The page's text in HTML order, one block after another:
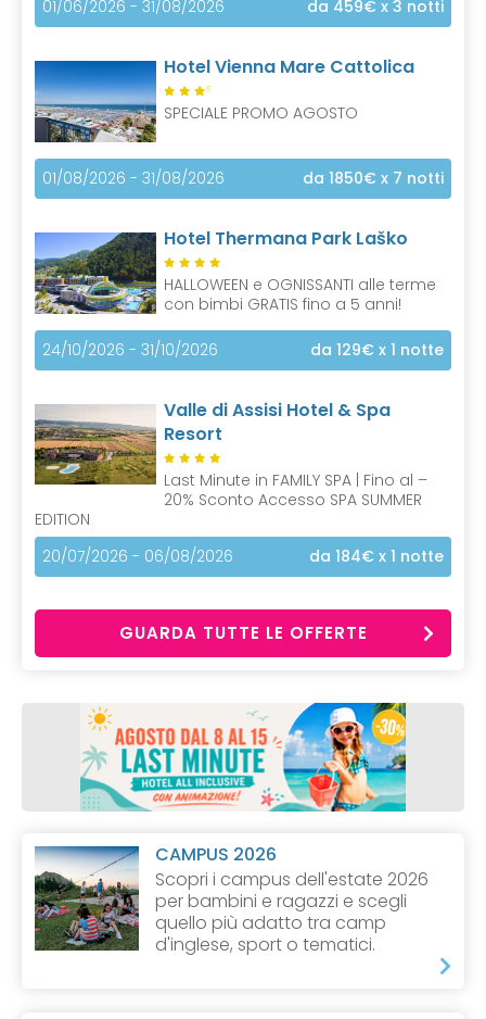
01/06/2026 - 31/08/2026 da 459€ x 3 notti
Hotel Vienna Mare Cattolica
S
SPECIALE PROMO AGOSTO
01/08/2026 - 31/08/2026 da 1850€ x 7 notti
Hotel Thermana Park Laško
HALLOWEEN e OGNISSANTI alle terme
con bimbi GRATIS fino a 5 anni!
24/10/2026 - 31/10/2026 da 129€ x 1 notte
Valle di Assisi Hotel & Spa
Resort
Last Minute in FAMILY SPA | Fino al –
20% Sconto Accesso SPA SUMMER
EDITION
20/07/2026 - 06/08/2026
da 184€ x 1 notte
GUARDA TUTTE LE OFFERTE
CAMPUS 2026
Scopri i campus dell'estate 2026
per bambini e ragazzi e scegli
quello più adatto tra camp
d'inglese, sport o tematici.